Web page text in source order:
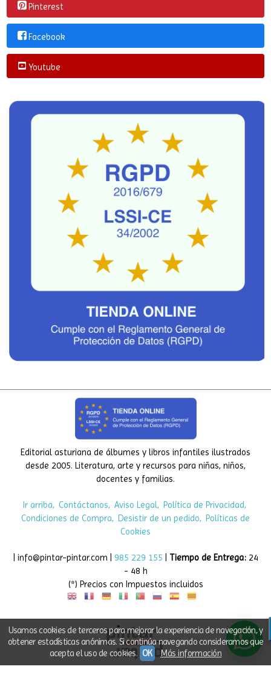
Pinterest
Facebook
Youtube
Editorial asturiana de álbumes y libros infantiles ilustrados
desde 2005. Literatura, arte y recursos para niñas, niños,
docentes y familias.
Ir arriba Contáctanos Aviso Legal Política de Privacidad
Condiciones de Compra
Desistir de un pedido
Políticas de
Cookies
| info@pintar-pintar.com | 985 229 155 Tiempo de Entrega: 24
- 48 h
(*) Precios con Impuestos incluidos
Usamos cookies de terceros para mejorar la experiencia de navegación, y
obtener estadísticas anónimas. Si continúa navegando consideramos que
acepta el uso de cookies. OK Más información